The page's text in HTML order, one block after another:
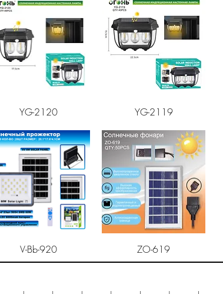
Быстрый просмотр
YG-2120 Быстрый просмотр
YG-2119
Быстрый просмотр
V-Bb-920 Быстрый просмотр
ZO-619